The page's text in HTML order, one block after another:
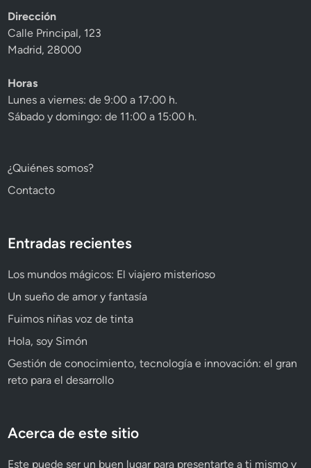
n
Dirección
Calle Principal, 123
Madrid, 28000
Horas
Lunes a viernes: de 9:00 a 17:00 h.
Sábado y domingo: de 11:00 a 15:00 h.
¿Quiénes somos?
Contacto
Entradas recientes
Los mundos mágicos: El viajero misterioso
Un sueño de amor y fantasía
Fuimos niñas voz de tinta
Hola, soy Simón
Gestión de conocimiento, tecnología e innovación: el gran
reto para el desarrollo
Acerca de este sitio
Este puede ser un buen lugar para presentarte a ti mismo y